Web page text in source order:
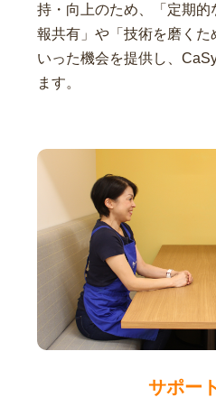
持・向上のため、「定期
報共有」や「技術を磨くた
いった機会を提供し、
ます。
サポー